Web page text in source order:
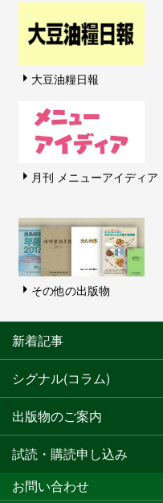
大豆油糧日報
月刊 メニューアイディア
その他の出版物
新着記事
シグナル(コラム)
出版物のご案内
試読・購読申し込み
お問い合わせ